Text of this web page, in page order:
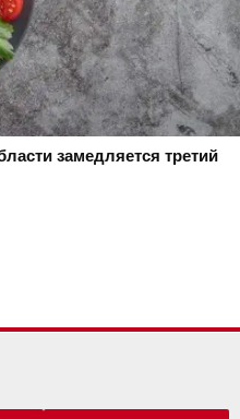
замедляется третий